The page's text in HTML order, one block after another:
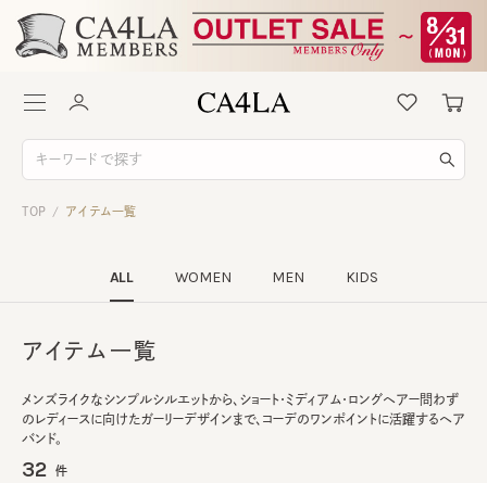
TOP / アイテム一覧
ALL WOMEN MEN KIDS
アイテム一覧
メンズライクなシンプルシルエットから、ショート・ミディアム・ロングヘアー問わず
のレディースに向けたガーリーデザインまで、コーデのワンポイントに活躍するヘア
バンド。
32 件